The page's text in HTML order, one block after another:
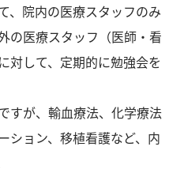
、院内の医療スタッフのみ
の医療スタッフ（医師・看
対して、定期的に勉強会を
すが、輸血療法、化学療法
ション、移植看護など、内